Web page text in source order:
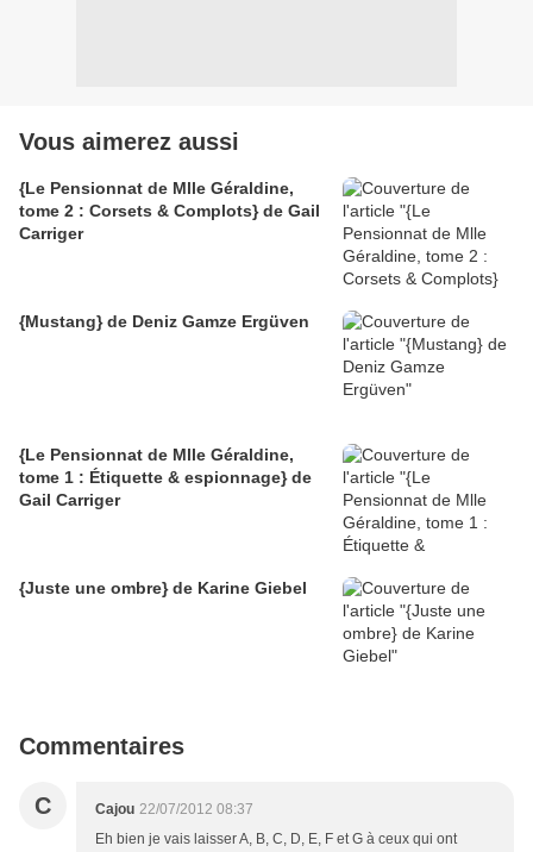
Vous aimerez aussi
{Le Pensionnat de Mlle Géraldine,
tome 2 : Corsets & Complots} de Gail
Carriger
{Mustang} de Deniz Gamze Ergüven
{Le Pensionnat de Mlle Géraldine,
tome 1 : Étiquette & espionnage} de
Gail Carriger
{Juste une ombre} de Karine Giebel
Commentaires
C Cajou 22/07/2012 08:37
Eh bien je vais laisser A, B, C, D, E, F et G à ceux qui ont